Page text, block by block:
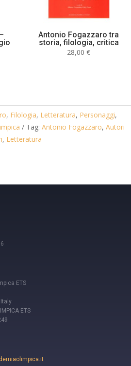
Antonio Fogazzaro tra
storia, filologia, critica
28,00€
, Filologia, Letteratura, Personaggi,
Tag: Antonio Fogazzaro, Autori
, Letteratura
ETS
ETS